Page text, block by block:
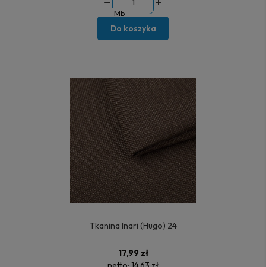
Mb
Do koszyka
Tkanina Inari (Hugo) 24
17,99 zł